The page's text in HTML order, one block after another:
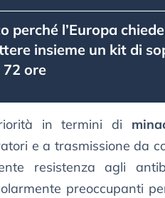
perché l’Europa
insieme un kit di
72 ore
in termini di
e a trasmissione da
resistenza agli
preoccupanti